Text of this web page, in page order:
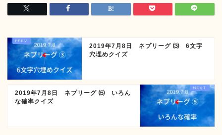
2019年7月8日 ネプリーグ ⑶ 6文字
穴埋めクイズ
2019年7月8日 ネプリーグ ⑸ いろん
な確率クイズ